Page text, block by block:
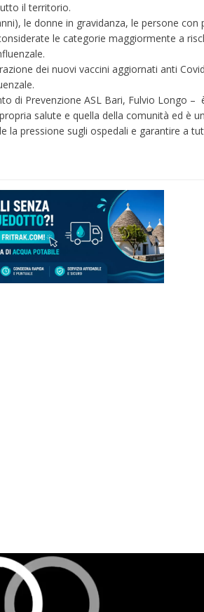
il territorio.
le donne in gravidanza, le persone con
le categorie maggiormente a
dei nuovi vaccini aggiornati anti
di Prevenzione ASL Bari, Fulvio Longo –
salute e quella della comunità ed è
la pressione sugli ospedali e garantire a